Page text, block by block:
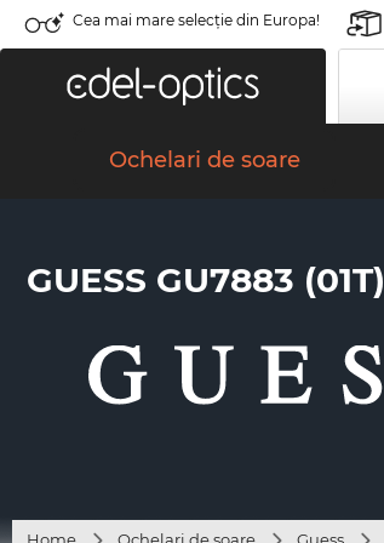
Cea mai mare selecție din Europa!
Ochelari de soare
GUESS GU7883 (01T)